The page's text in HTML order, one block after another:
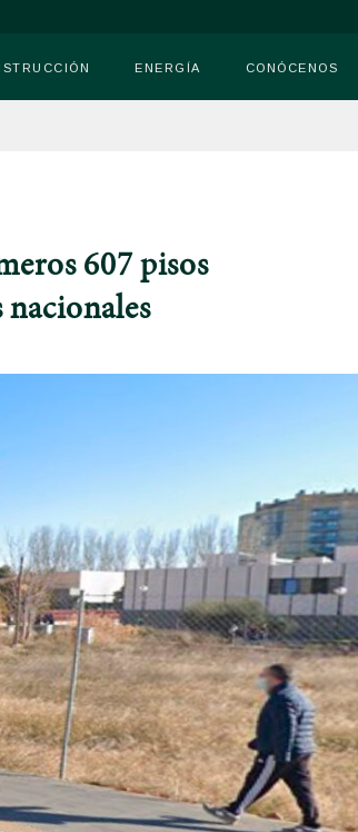
ENERGÍA CONÓCENOS
607 pisos
nacionales